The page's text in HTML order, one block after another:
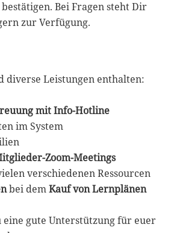
Bei Fragen steht Dir
zur Verfügung.
diverse Leistungen enthalten:
mit Info-Hotline
im System
Zoom-Meetings
verschiedenen Ressourcen
bei demKauf von Lernplänen
eine gute Unterstützung für euer